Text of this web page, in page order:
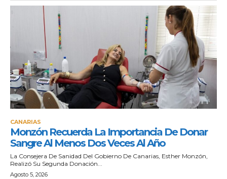
CANARIAS
Monzón Recuerda La Importancia De Donar
Sangre Al Menos Dos Veces Al Año
La Consejera De Sanidad Del Gobierno De Canarias, Esther Monzón,
Realizó Su Segunda Donación...
Agosto 5, 2026